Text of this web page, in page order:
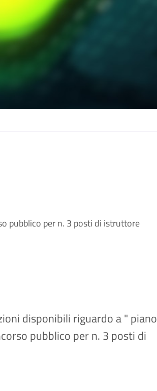
pubblico per n. 3 posti di istruttore
disponibili riguardo a " piano
pubblico per n. 3 posti di